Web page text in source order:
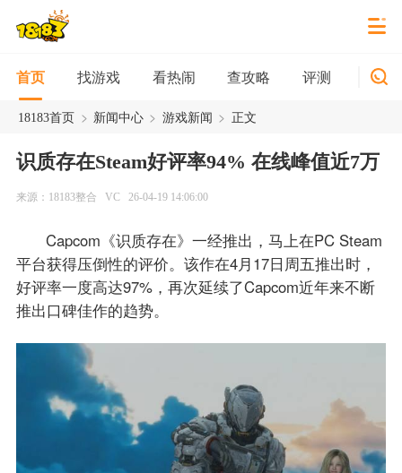
首页 找游戏 看热闹 查攻略 评测 新游
18183首页 > 新闻中心 > 游戏新闻 > 正文
识质存在Steam好评率94% 在线峰值近7万
来源：18183整合 VC 26-04-19 14:06:00
Capcom《识质存在》一经推出，马上在PC Steam
平台获得压倒性的评价。该作在4月17日周五推出时，
好评率一度高达97%，再次延续了Capcom近年来不断
推出口碑佳作的趋势。